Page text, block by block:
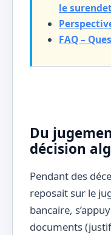
le
FAQ –
Du
décision
Pendant des
reposait sur le
bancaire,
documents